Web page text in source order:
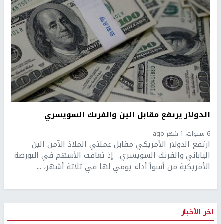
الدولار يرتفع مقابل الين والفرنك السويسري
6 سنوات، 1 شهر ago
ارتفع الدولار الأمريكي مقابل عملتي الملاذ الآمن الين
الياباني والفرنك السويسري. إذ تعافت الأسهم في البورصة
الأمريكية من أسوأ أداء يومي لها في ثلاثة أشهر، ...
اخر الأخبار